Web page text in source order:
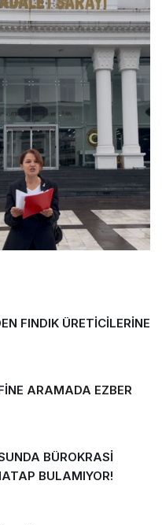
FINDIK ÜRETİCİLERİNE
ARAMADA EZBER
BÜROKRASİ
BULAMIYOR!